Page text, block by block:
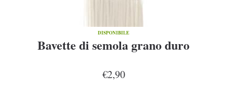
DISPONIBILE
Bavette di semola grano duro
€2,90